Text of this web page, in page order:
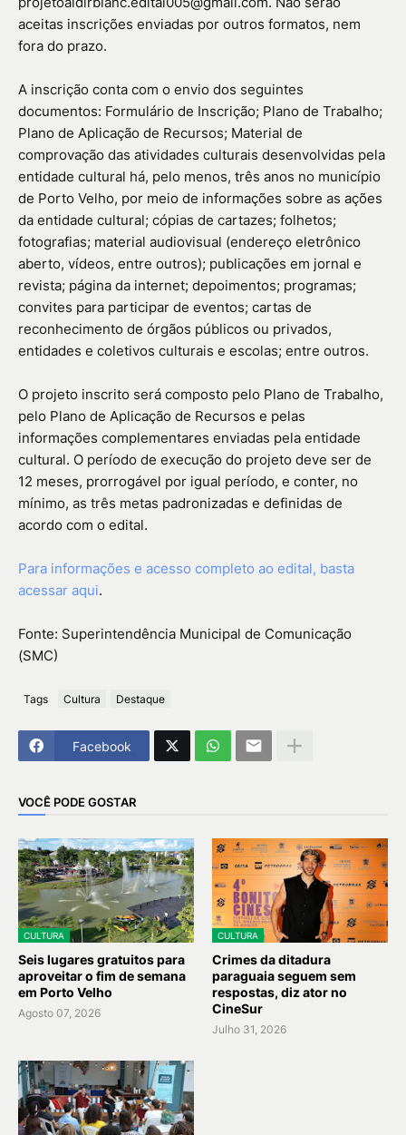
aceitas inscrições enviadas por outros formatos, nem
fora do prazo.
A inscrição conta com o envio dos seguintes
documentos: Formulário de Inscrição; Plano de Trabalho;
Plano de Aplicação de Recursos; Material de
comprovação das atividades culturais desenvolvidas pela
entidade cultural há, pelo menos, três anos no município
de Porto Velho, por meio de informações sobre as ações
da entidade cultural; cópias de cartazes; folhetos;
fotografias; material audiovisual (endereço eletrônico
aberto, vídeos, entre outros); publicações em jornal e
revista; página da internet; depoimentos; programas;
convites para participar de eventos; cartas de
reconhecimento de órgãos públicos ou privados,
entidades e coletivos culturais e escolas; entre outros.
O projeto inscrito será composto pelo Plano de Trabalho,
pelo Plano de Aplicação de Recursos e pelas
informações complementares enviadas pela entidade
cultural. O período de execução do projeto deve ser de
12 meses, prorrogável por igual período, e conter, no
mínimo, as três metas padronizadas e definidas de
acordo com o edital.
Para informações e acesso completo ao edital, basta
acessar aqui.
Fonte: Superintendência Municipal de Comunicação
(SMC)
Tags Cultura Destaque
Facebook
VOCÊ PODE GOSTAR
CULTURA
Seis lugares gratuitos para
aproveitar o fim de semana
em Porto Velho
Agosto 07, 2026
CULTURA
Crimes da ditadura
paraguaia seguem sem
respostas, diz ator no
CineSur
Julho 31, 2026